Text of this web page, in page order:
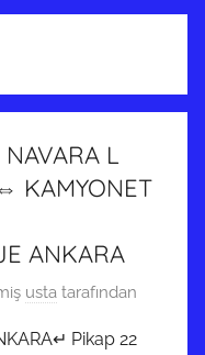
L
KAMYONET
ANKARA
usta tarafından
Pikap 22